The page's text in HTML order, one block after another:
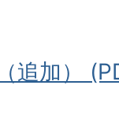
追加）